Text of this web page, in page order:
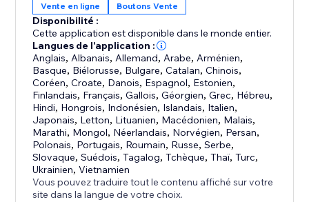
Vente en ligne Boutons Vente
Disponibilité :
Cette application est disponible dans le monde entier.
Langues de l'application :
Anglais, Albanais, Allemand, Arabe, Arménien,
Basque, Biélorusse, Bulgare,Catalan,Chinois,
Coréen,Croate, Danois, Espagnol, Estonien,
Finlandais, Français,Gallois,Géorgien,Grec, Hébreu,
Hindi, Hongrois, Indonésien, Islandais, Italien,
Japonais, Letton, Lituanien, Macédonien, Malais,
Marathi, Mongol, Néerlandais, Norvégien, Persan,
Polonais, Portugais, Roumain, Russe,Serbe,
Slovaque,Suédois,Tagalog,Tchèque,Thaï,Turc,
Ukrainien,Vietnamien
Vous pouvez traduire tout le contenu affiché sur votre
site dans la langue de votre choix.